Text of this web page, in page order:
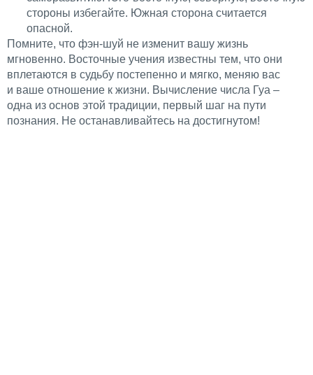
стороны избегайте. Южная сторона считается
опасной.
Помните, что фэн-шуй не изменит вашу жизнь
мгновенно. Восточные учения известны тем, что они
вплетаются в судьбу постепенно и мягко, меняю вас
и ваше отношение к жизни. Вычисление числа Гуа –
одна из основ этой традиции, первый шаг на пути
познания. Не останавливайтесь на достигнутом!